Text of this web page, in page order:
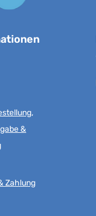
&
Zahlung